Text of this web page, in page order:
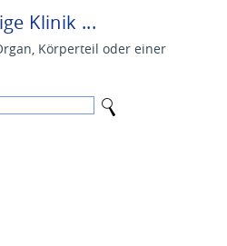
Klinik ...
Körperteil oder einer